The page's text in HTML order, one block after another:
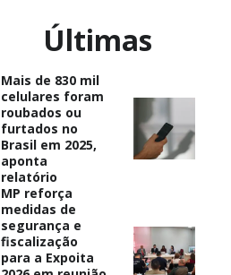
Últimas
Mais de 830 mil
celulares foram
roubados ou
furtados no
Brasil em 2025,
aponta
relatório
MP reforça
medidas de
segurança e
fiscalização
para a Expoita